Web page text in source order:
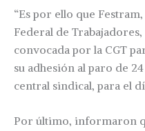
“Es por ello que
Federal de
convocada por la CGT
su adhesión al paro de
central sindical, para el
Por último, informaron